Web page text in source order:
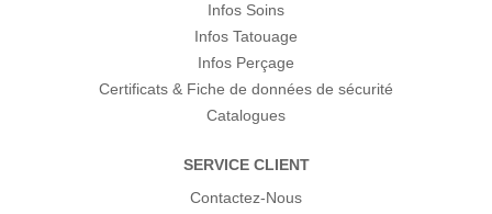
Infos Soins
Infos Tatouage
Infos Perçage
Certificats & Fiche de données de sécurité
Catalogues
SERVICE CLIENT
Contactez-Nous